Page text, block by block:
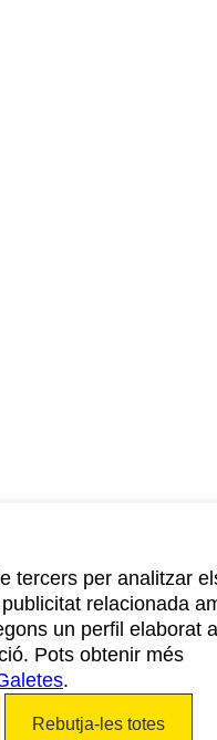
tercers per analitzar
relacionada
un perfil elaborat
Pots obtenir més
.
Rebutja-les totes